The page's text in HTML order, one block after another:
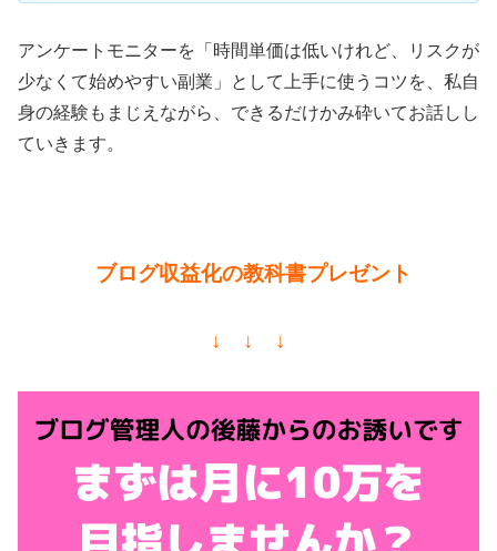
アンケートモニターを「時間単価は低いけれど、リスクが
少なくて始めやすい副業」として上手に使うコツを、私自
身の経験もまじえながら、できるだけかみ砕いてお話しし
ていきます。
ブログ収益化の教科書プレゼント
↓ ↓ ↓